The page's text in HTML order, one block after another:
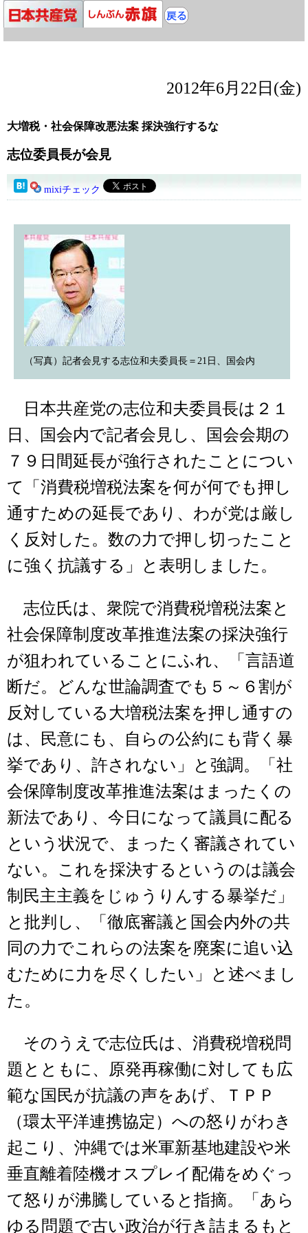
2012年6月22日(金)
大増税・社会保障改悪法案 採決強行するな
志位委員長が会見
mixiチェック
（写真）記者会見する志位和夫委員長＝21日、国会内
日本共産党の志位和夫委員長は２１
日、国会内で記者会見し、国会会期の
７９日間延長が強行されたことについ
て「消費税増税法案を何が何でも押し
通すための延長であり、わが党は厳し
く反対した。数の力で押し切ったこと
に強く抗議する」と表明しました。
志位氏は、衆院で消費税増税法案と
社会保障制度改革推進法案の採決強行
が狙われていることにふれ、「言語道
断だ。どんな世論調査でも５～６割が
反対している大増税法案を押し通すの
は、民意にも、自らの公約にも背く暴
挙であり、許されない」と強調。「社
会保障制度改革推進法案はまったくの
新法であり、今日になって議員に配る
という状況で、まったく審議されてい
ない。これを採決するというのは議会
制民主主義をじゅうりんする暴挙だ」
と批判し、「徹底審議と国会内外の共
同の力でこれらの法案を廃案に追い込
むために力を尽くしたい」と述べまし
た。
そのうえで志位氏は、消費税増税問
題とともに、原発再稼働に対しても広
範な国民が抗議の声をあげ、ＴＰＰ
（環太平洋連携協定）への怒りがわき
起こり、沖縄では米軍新基地建設や米
垂直離着陸機オスプレイ配備をめぐっ
て怒りが沸騰していると指摘。「あら
ゆる問題で古い政治が行き詰まるもと